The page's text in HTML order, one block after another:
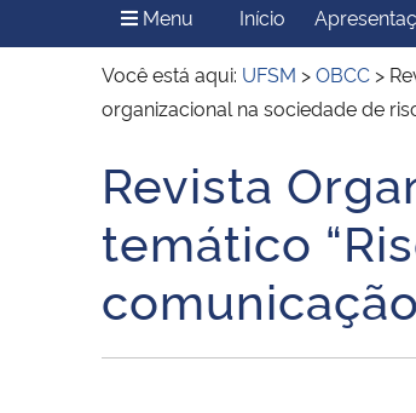
Ministério do Meio Ambiente
Secretaria de Governo
Menu Menu Principal do Sítio
Início
Você está aqui: UFSM >OBCC >
organizacional na sociedade de
Início do conteúdo
Revista
temático